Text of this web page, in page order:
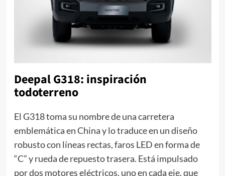
Deepal G318: inspiración
todoterreno
El G318 toma su nombre de una carretera
emblemática en China y lo traduce en un diseño
robusto con líneas rectas, faros LED en forma de
“C” y rueda de repuesto trasera. Está impulsado
por dos motores eléctricos, uno en cada eje, que